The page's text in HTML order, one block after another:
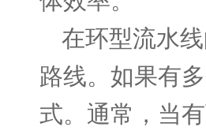
在环型流水
路线。如果有
式。通常，当